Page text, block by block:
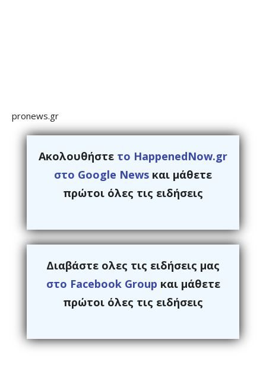
pronews.gr
Ακολουθήστε το HappenedNow.gr
στο Google News και μάθετε
πρώτοι όλες τις ειδήσεις
Διαβάστε ολες τις ειδήσεις μας
στο Facebook Group και μάθετε
πρώτοι όλες τις ειδήσεις